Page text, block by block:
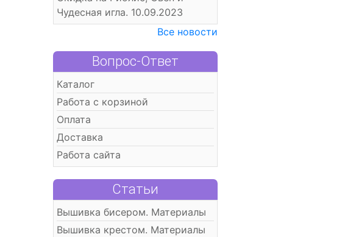
Чудесная игла. 10.09.2023
Все новости
Вопрос-Ответ
Каталог
Работа с корзиной
Оплата
Доставка
Работа сайта
Статьи
Вышивка бисером. Материалы
Вышивка крестом. Материалы